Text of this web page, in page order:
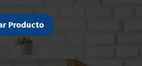
Producto